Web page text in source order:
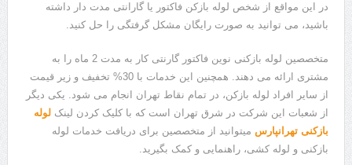
در این مواقع از شخص لوله بازکن فاکتور یا گارانتی مدت دار داشته
باشید، می توانید به صورت رایگان مشکل گرفتگی را حل کنید.
متخصصین لوله بازکنی نوین فاکتور گارنتی کار به مدت 2 ماه را به
مشتری ارائه می دهند. همچنین این خدمات با 30% تخفیف و زیر قیمت
از سایر افراد لوله بازکن، در تمام نقاط تهران انجام می شود. یکی دیگر
از شعبات این شرکت در شرق تهران است که با کلیک کردن لینک لوله
بازکنی تهرانپارس میتوانید از متخصصین برای دریافت خدمات لوله
بازکنی و لوله کشی، راهنمایی و کمک بگیرید.